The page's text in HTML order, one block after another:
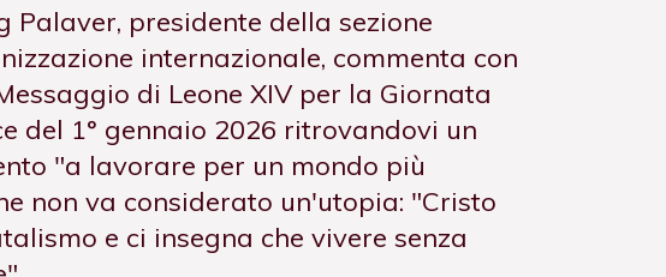
Palaver, presidente della sezione
internazionale, commenta con
di Leone XIV per la Giornata
del 1° gennaio 2026 ritrovandovi un
"a lavorare per un mondo più
non va considerato un'utopia: "Cristo
e ci insegna che vivere senza